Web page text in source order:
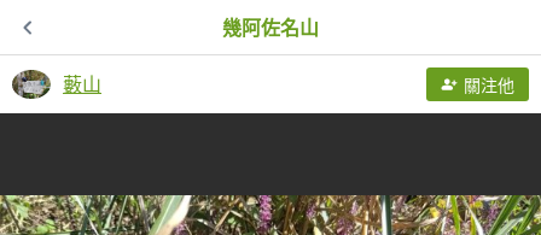
幾阿佐名山
藪山 關注他